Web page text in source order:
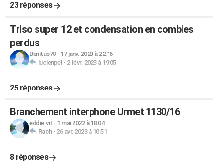
23 réponses
Triso super 12 et condensation en combles
perdus
Benitus78- 17 janv. 2023 à 22:16
lucienpel - 2 févr. 2023 à 19:05
25 réponses
Branchement interphone Urmet 1130/16
eddie.vit - 1 mai 2022 à 18:04
Rach- 26 avr. 2023 à 10:51
8 réponses